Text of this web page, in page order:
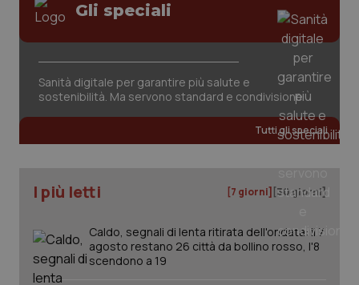
Gli speciali
Sanità digitale per garantire più salute e
sostenibilità. Ma servono standard e condivisione
Tutti gli speciali
I più letti [7 giorni] [30 giorni]
Caldo, segnali di lenta ritirata dell'ondata: il 7
agosto restano 26 città da bollino rosso, l'8
scendono a 19
tracking-sites-ironfish-
www.quotidianosanita.it
2
_ga
Google LLC
.quotidianosanita.it